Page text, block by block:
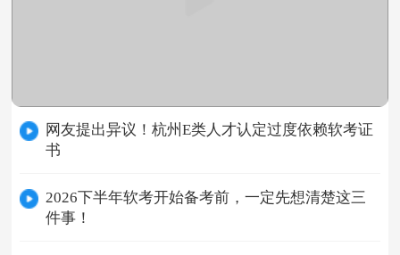
网友提出异议！杭州E类人才认定过度依赖软考证
书
2026下半年软考开始备考前，一定先想清楚这三
件事！